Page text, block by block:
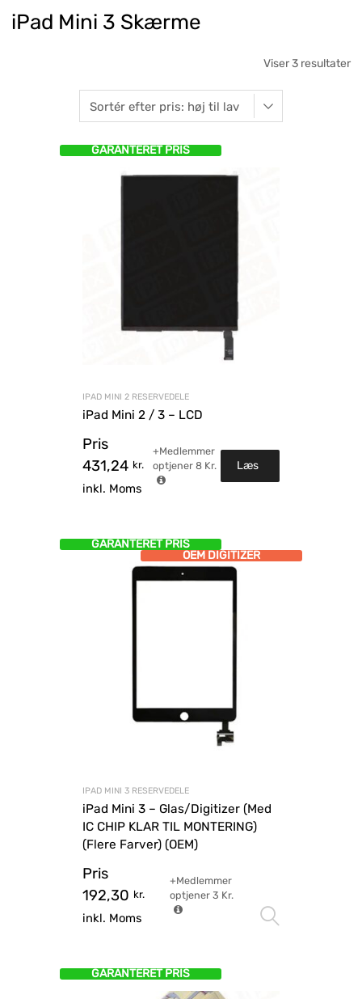
iPad Mini 3 Skærme
Viser 3 resultater
GARANTERET PRIS
IPAD MINI 2 RESERVEDELE
iPad Mini 2 / 3 – LCD
Pris
431,24 kr.
inkl. Moms
+Medlemmer
optjener8 Kr. Læs
GARANTERET PRIS
OEM DIGITIZER
IPAD MINI 3 RESERVEDELE
iPad Mini 3 – Glas/Digitizer (Med
IC CHIP KLAR TIL MONTERING)
(Flere Farver) (OEM)
Pris
192,30 kr.
inkl. Moms
+Medlemmer
optjener 3 Kr.
GARANTERET PRIS